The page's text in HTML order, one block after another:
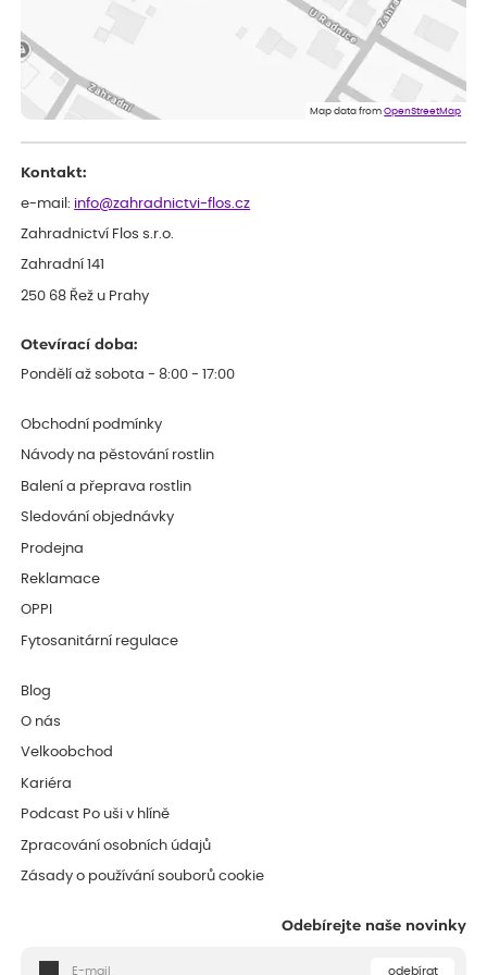
Jsem spokojená a budu vás doporučovat.
Vratislav
Spokojenost rostlina dorazila vpořádku
Map data fromOpenStreetMap
Kontakt:
e-mail: info@zahradnictvi-flos.cz
Zahradnictví Flos s.r.o.
Zahradní 141
250 68 Řež u Prahy
Otevírací doba:
Pondělí až sobota - 8:00 - 17:00
Obchodní podmínky
Návody na pěstování rostlin
Balení a přeprava rostlin
Sledování objednávky
Prodejna
Reklamace
OPPI
Fytosanitární regulace
Blog
O nás
Velkoobchod
Kariéra
Podcast Po uši v hlíně
Zpracování osobních údajů
Zásady o používání souborů cookie
Odebírejte naše novinky
odebírat